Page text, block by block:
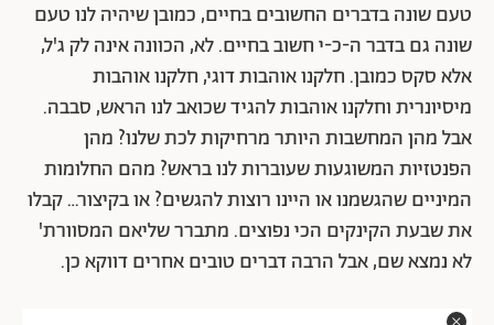
טעם שונה בדברים החשובים בחיים, כמובן שיהיה לנו טעם
שונה גם בדבר ה-כ-י חשוב בחיים. לא, הכוונה אינה לק ג'ל,
אלא סקס כמובן. חלקנו אוהבות דוגי, חלקנו אוהבות
מיסיונרית וחלקנו אוהבות להגיד שכואב לנו הראש, סבבה.
אבל מהן המחשבות היותר מרחיקות לכת שלנו? מהן
הפנטזיות המשוגעות שעוברות לנו בראש? מהם החלומות
המיניים שהגשמנו או היינו רוצות להגשים? או בקיצור…קבלו
את שבעת הקינקים הכי נפוצים. מתברר שליאם המסוורת'
לא נמצא שם, אבל הרבה דברים טובים אחרים דווקא כן.